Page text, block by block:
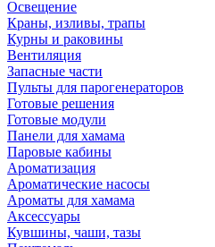
Освещение
Краны, изливы, трапы
Курны и раковины
Вентиляция
Запасные части
Пульты для парогенераторов
Готовые решения
Готовые модули
Панели для хамама
Паровые кабины
Ароматизация
Ароматические насосы
Ароматы для хамама
Аксессуары
Кувшины, чаши, тазы